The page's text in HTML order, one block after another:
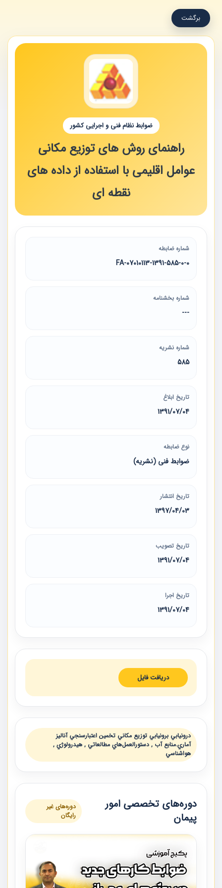
برگشت
ضوابط نظام فنی و اجرایی کشور
راهنمای روش های توزیع مکانی
عوامل اقلیمی با استفاده از داده های
نقطه ای
شماره ضابطه
07010113-1391-585-0-0-FA
شماره بخشنامه
---
شماره نشریه
585
تاریخ ابلاغ
1391/07/04
نوع ضابطه
ضوابط فنی (نشریه)
تاریخ انتشار
1397/04/03
تاریخ تصویب
1391/07/04
تاریخ اجرا
1391/07/04
دریافت فایل
درونيابي برونيابي توزيع مكاني تخمين اعتبارسنجي آناليز
آماري.منابع آب , دستورالعمل‌هاي مطالعاتي , هيدرولوژي ,
هواشناسي
دوره‌های تخصصی امور
پیمان
دوره‌های غیر
رایگان